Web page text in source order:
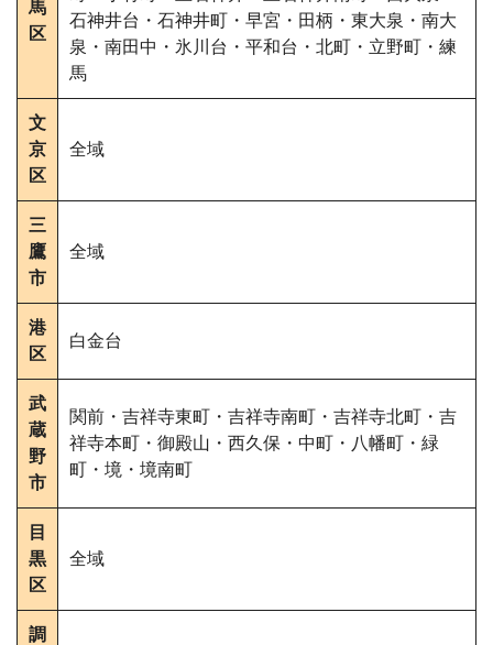
馬
区
石神井台・石神井町・早宮・田柄・東大泉・南大
泉・南田中・氷川台・平和台・北町・立野町・練
馬
文
京
区
全域
三
鷹
市
全域
港
区
白金台
武
蔵
野
市
関前・吉祥寺東町・吉祥寺南町・吉祥寺北町・吉
祥寺本町・御殿山・西久保・中町・八幡町・緑
町・境・境南町
目
黒
区
全域
調